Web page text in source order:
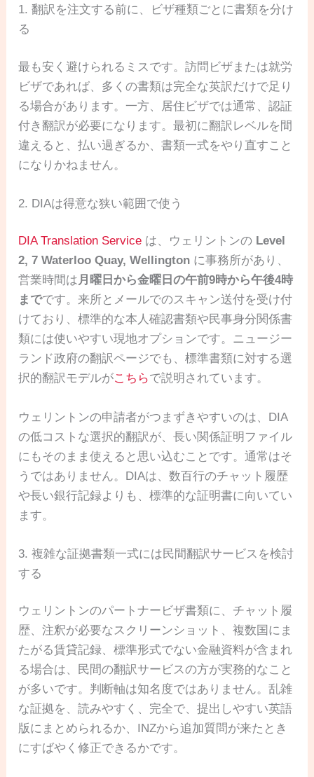
1. 翻訳を注文する前に、ビザ種類ごとに書類を分け
る
最も安く避けられるミスです。訪問ビザまたは就労
ビザであれば、多くの書類は完全な英訳だけで足り
る場合があります。一方、居住ビザでは通常、認証
付き翻訳が必要になります。最初に翻訳レベルを間
違えると、払い過ぎるか、書類一式をやり直すこと
になりかねません。
2. DIAは得意な狭い範囲で使う
DIA Translation Service は、ウェリントンの Level
2, 7 Waterloo Quay, Wellington に事務所があり、
営業時間は月曜日から金曜日の午前9時から午後4時
までです。来所とメールでのスキャン送付を受け付
けており、標準的な本人確認書類や民事身分関係書
類には使いやすい現地オプションです。ニュージー
ランド政府の翻訳ページでも、標準書類に対する選
択的翻訳モデルがこちらで説明されています。
ウェリントンの申請者がつまずきやすいのは、DIA
の低コストな選択的翻訳が、長い関係証明ファイル
にもそのまま使えると思い込むことです。通常はそ
うではありません。DIAは、数百行のチャット履歴
や長い銀行記録よりも、標準的な証明書に向いてい
ます。
3. 複雑な証拠書類一式には民間翻訳サービスを検討
する
ウェリントンのパートナービザ書類に、チャット履
歴、注釈が必要なスクリーンショット、複数国にま
たがる賃貸記録、標準形式でない金融資料が含まれ
る場合は、民間の翻訳サービスの方が実務的なこと
が多いです。判断軸は知名度ではありません。乱雑
な証拠を、読みやすく、完全で、提出しやすい英語
版にまとめられるか、INZから追加質問が来たとき
にすばやく修正できるかです。